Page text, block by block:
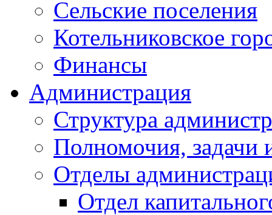
Сельские поселения
Котельниковское
Финансы
Администрация
Структура
Полномочия, задачи
Отделы
Отдел